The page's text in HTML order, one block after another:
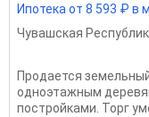
Ипотека от 8 593 ₽ в
Чувашская
Продается
одноэтажным
постройками. Торг